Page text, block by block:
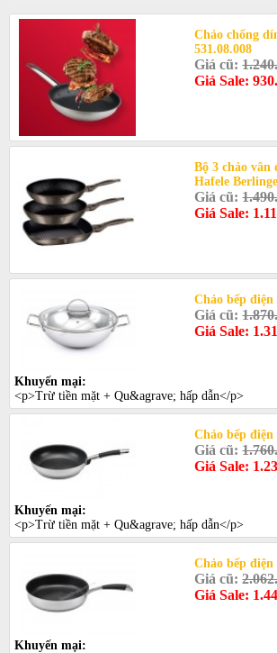
Chảo chống
531.08.008
Giá cũ:
Giá Sale:
Bộ 3 chảo vân
Hafele
Giá cũ:
Giá Sale:
Chảo bếp điện
Giá cũ:
Giá Sale:
Khuyến mại:
<p>Trừ tiền mặt + Qu&agrave; hấp dẫn</p>
Chảo bếp
Giá cũ:
Giá Sale:
Khuyến mại:
<p>Trừ tiền mặt + Qu&agrave; hấp dẫn</p>
Chảo bếp
Giá cũ:
Giá Sale:
Khuyến mại: